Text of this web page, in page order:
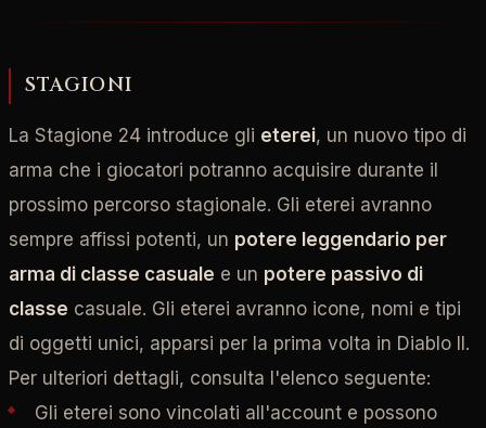
STAGIONI
La Stagione 24 introduce gli eterei, un nuovo tipo di
arma che i giocatori potranno acquisire durante il
prossimo percorso stagionale. Gli eterei avranno
sempre affissi potenti, un potere leggendario per
arma di classe casuale e un potere passivo di
classe casuale. Gli eterei avranno icone, nomi e tipi
di oggetti unici, apparsi per la prima volta in Diablo II.
Per ulteriori dettagli, consulta l'elenco seguente:
Gli eterei sono vincolati all'account e possono